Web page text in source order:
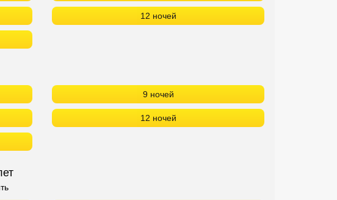
12 ночей
9 ночей
12 ночей